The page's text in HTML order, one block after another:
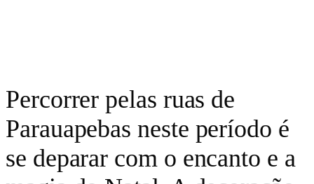
Percorrer pelas ruas de
Parauapebas neste período é
se deparar com o encanto e a